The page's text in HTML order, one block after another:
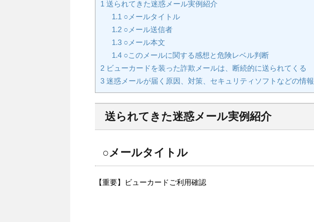
1 送られてきた迷惑メール実例紹介
1.1 ○メールタイトル
1.2○メール送信者
1.3○メール本文
1.4○このメールに関する感想と危険レベル判断
2 ビューカードを装った詐欺メールは、断続的に送られてくる
3 迷惑メールが届く原因、対策、セキュリティソフトなどの情報
送られてきた迷惑メール実例紹介
○メールタイトル
【重要】ビューカードご利用確認